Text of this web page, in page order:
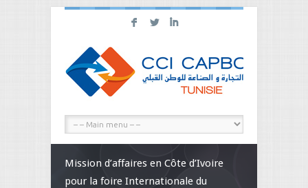
F L I
Mission d’affaires en Côte d’Ivoire
pour la foire Internationale du